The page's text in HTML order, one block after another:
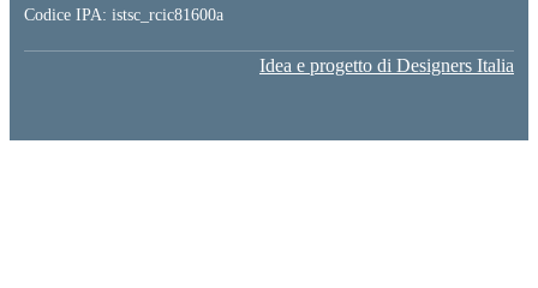
Codice IPA: istsc_rcic81600a
Idea e progetto di Designers Italia